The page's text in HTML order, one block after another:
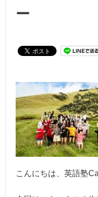
ー
こんにちは、英語塾